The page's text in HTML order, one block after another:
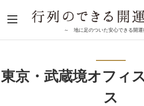
～ 地に足のついた安心できる開
東京・武蔵境オフィ
ス